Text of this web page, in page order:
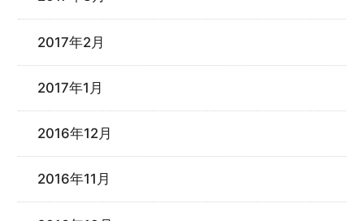
2017年2月
2017年1月
2016年12月
2016年11月